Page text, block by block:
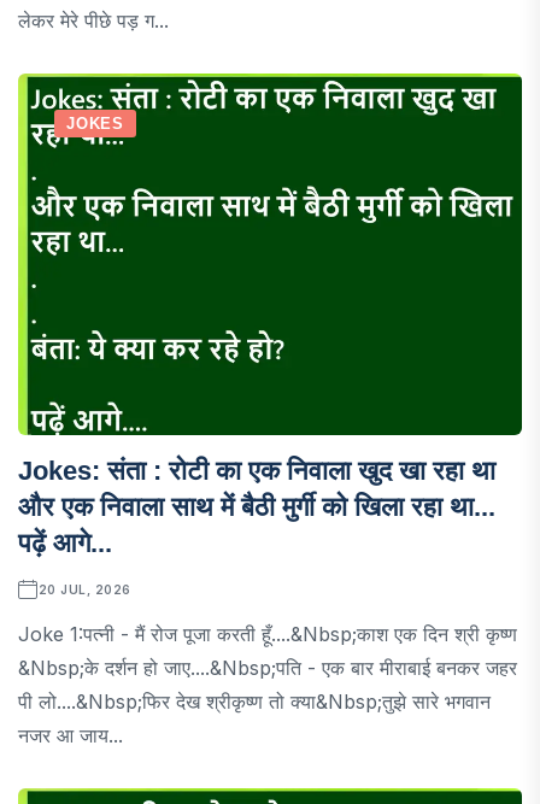
लेकर मेरे पीछे पड़ ग...
JOKES
Jokes: संता : रोटी का एक निवाला खुद खा रहा था
और एक निवाला साथ में बैठी मुर्गी को खिला रहा था...
पढ़ें आगे...
20 JUL, 2026
Joke 1:पत्नी - मैं रोज पूजा करती हूँ....&nbsp;काश एक दिन श्री कृष्ण
&nbsp;के दर्शन हो जाए....&nbsp;पति - एक बार मीराबाई बनकर जहर
पी लो....&nbsp;फिर देख श्रीकृष्ण तो क्या&nbsp;तुझे सारे भगवान
नजर आ जाय...